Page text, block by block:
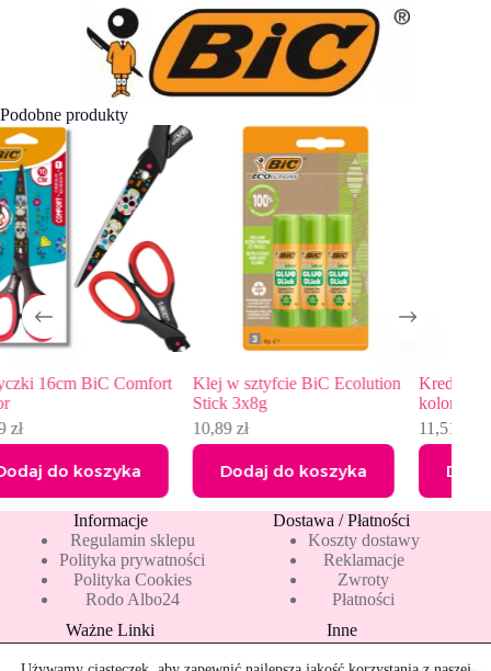
Podobne produkty
Klej w sztyfcie BiC Ecolution
Dodaj do koszyka
Kredki BiC Eco Smooth 12
Dodaj do koszyka
Informacje
Regulamin sklepu
Polityka prywatności
Polityka Cookies
Rodo Albo24
Dostawa / Płatności
Koszty dostawy
Reklamacje
Zwroty
Płatności
Ważne Linki
Blog
Inne
Pakiety 10 mleka